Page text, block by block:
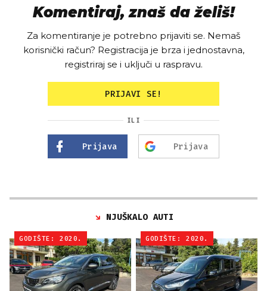
Komentiraj, znaš da želiš!
Za komentiranje je potrebno prijaviti se. Nemaš
korisnički račun? Registracija je brza i jednostavna,
registriraj se i uključi u raspravu.
PRIJAVI SE!
ILI
Prijava Prijava
NJUŠKALO AUTI
GODIŠTE: 2020. GODIŠTE: 2020.